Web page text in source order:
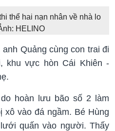
thể hai nạn nhân về nhà lo
HELINO
Quảng cùng con trai đi
khu vực hòn Cái Khiên -
hoàn lưu bão số 2 làm
xô vào đá ngầm. Bé Hùng
quấn vào người. Thấy